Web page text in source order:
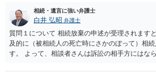
相続・遺言に強い弁護士
白井 弘昭 弁護士
質問１について 相続放棄の申述が受理されます
及的に（被相続人の死亡時にさかのぼって）相
す。 よって、相談者さんは訴訟の相手方にはな
理証明を家庭裁判所で取得し、コピーを答弁書